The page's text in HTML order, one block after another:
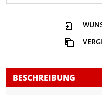
BESCHREIBUNG